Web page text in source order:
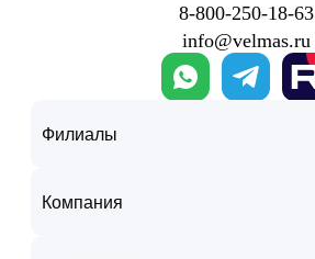
8‑800‑250‑18‑63
info@velmas.ru
Филиалы
Компания